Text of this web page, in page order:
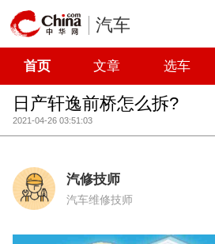
汽车
首页 文章 选车
日产轩逸前桥怎么拆?
2021-04-26 03:51:03
汽修技师
汽车维修技师